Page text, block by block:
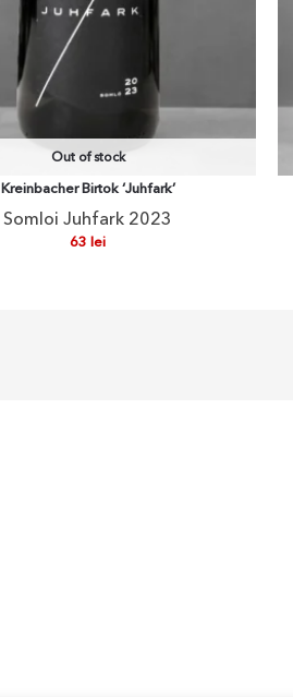
Out of stock
Kreinbacher Birtok ‘Juhfark’
Somloi Juhfark 2023
63lei